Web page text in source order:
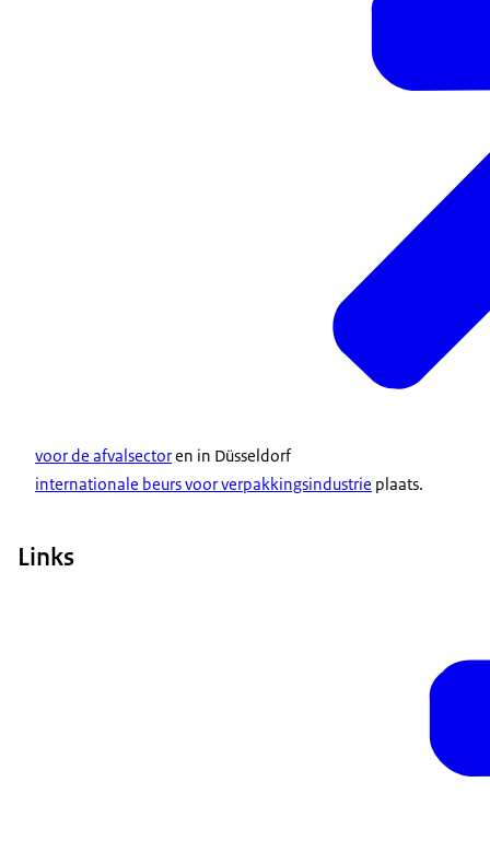
voor de afvalsectoren in Düsseldorf
internationale beurs voor verpakkingsindustrie plaats.
Links